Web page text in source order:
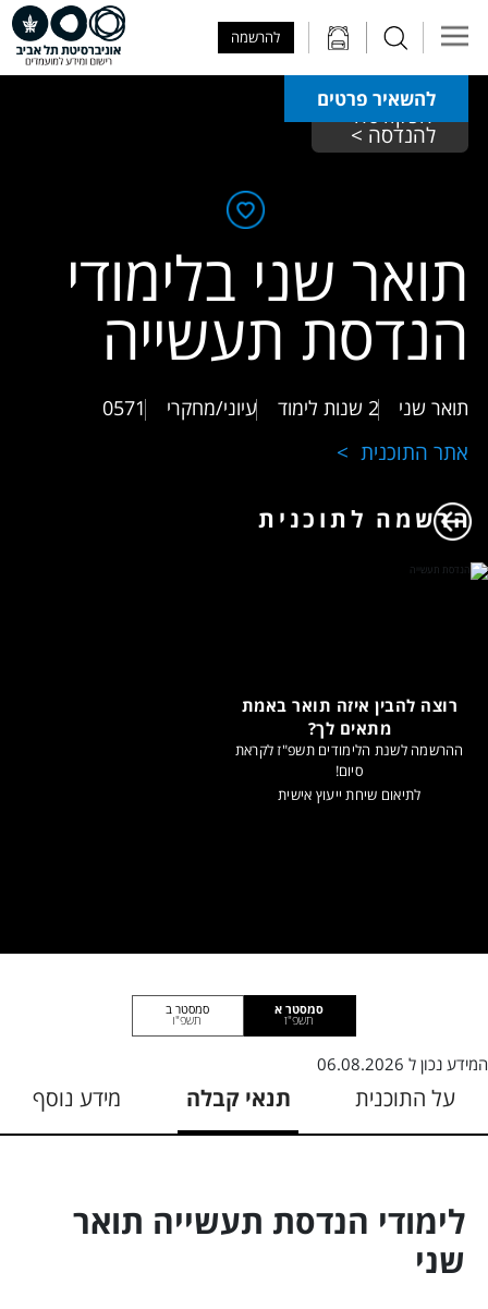
להרשמה
להשאיר פרטים
הפקולטה
להנדסה >
תואר שני בלימודי
הנדסת תעשייה
תואר שני 2 שנות לימוד עיוני/מחקרי 0571
אתר התוכנית
הרשמה לתוכנית
רוצה להבין איזה תואר באמת
מתאים לך?
ההרשמה לשנת הלימודים תשפ"ז לקראת
סיום!
לתיאום שיחת ייעוץ אישית
סמסטר א
תשפ"ז
סמסטר ב
תשפ"ו
המידע נכון ל 06.08.2026
על התוכנית תנאי קבלה מידע נוסף
לימודי הנדסת תעשייה תואר
שני